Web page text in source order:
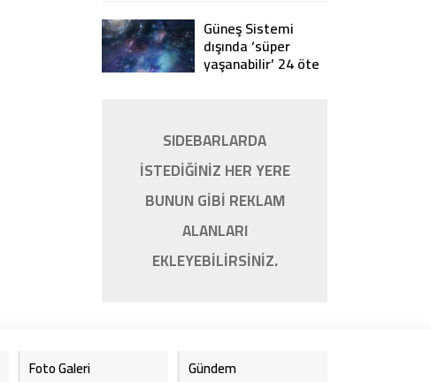
Güneş Sistemi
dışında ‘süper
yaşanabilir’ 24 öte
gezegen keşfedildi
SIDEBARLARDA
İSTEDİĞİNİZ HER YERE
BUNUN GİBİ REKLAM
ALANLARI
EKLEYEBİLİRSİNİZ.
Foto Galeri
Gündem